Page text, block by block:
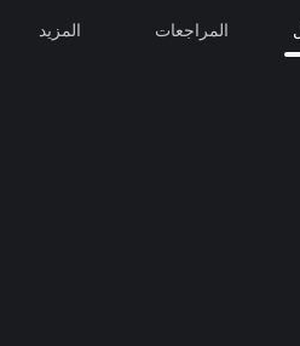
المراجعات المزيد